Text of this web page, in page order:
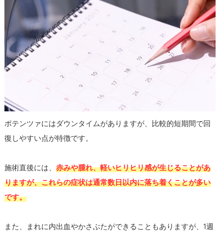
ポテンツァにはダウンタイムがありますが、比較的短期間で回
復しやすい点が特徴です。
施術直後には、 赤みや腫れ、軽いヒリヒリ感が生じることがあ
りますが、これらの症状は通常数日以内に落ち着くことが多い
です。
また、まれに内出血やかさぶたができることもありますが、1週